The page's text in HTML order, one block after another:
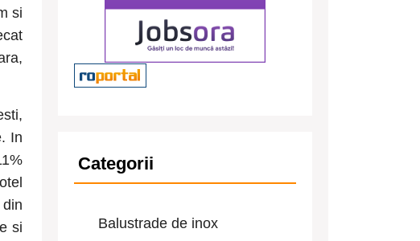
si
,
In
si
Categorii
Balustrade de inox